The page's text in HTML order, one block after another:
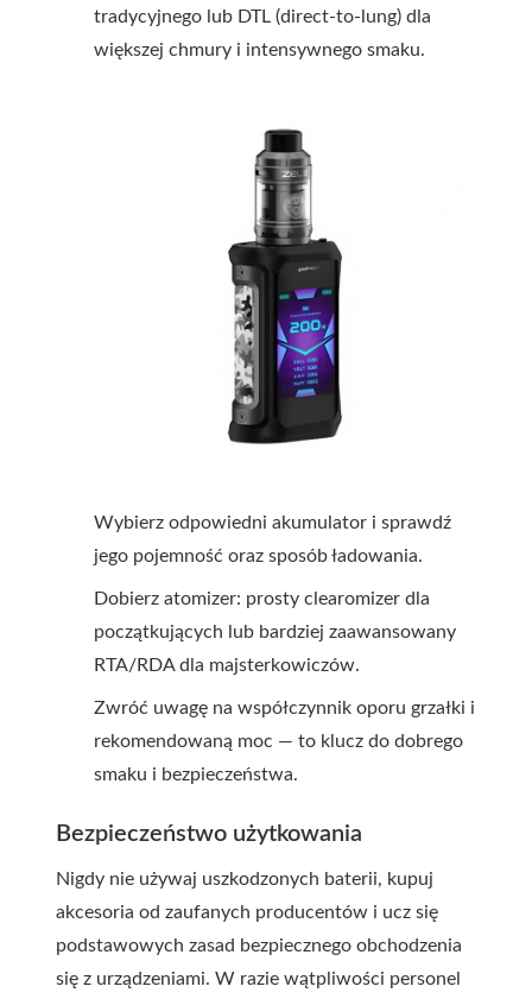
tradycyjnego lub DTL (direct-to-lung) dla
większej chmury i intensywnego smaku.
Wybierz odpowiedni akumulator i sprawdź
jego pojemność oraz sposób ładowania.
Dobierz atomizer: prosty clearomizer dla
początkujących lub bardziej zaawansowany
RTA/RDA dla majsterkowiczów.
Zwróć uwagę na współczynnik oporu grzałki i
rekomendowaną moc — to klucz do dobrego
smaku i bezpieczeństwa.
Bezpieczeństwo użytkowania
Nigdy nie używaj uszkodzonych baterii, kupuj
akcesoria od zaufanych producentów i ucz się
podstawowych zasad bezpiecznego obchodzenia
się z urządzeniami. W razie wątpliwości personel